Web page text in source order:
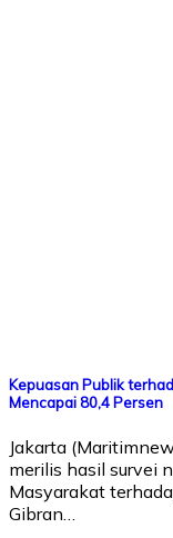
Kepuasan Publik
Mencapai 80,4 Persen
Jakarta
merilis hasil survei
Masyarakat
Gibran…